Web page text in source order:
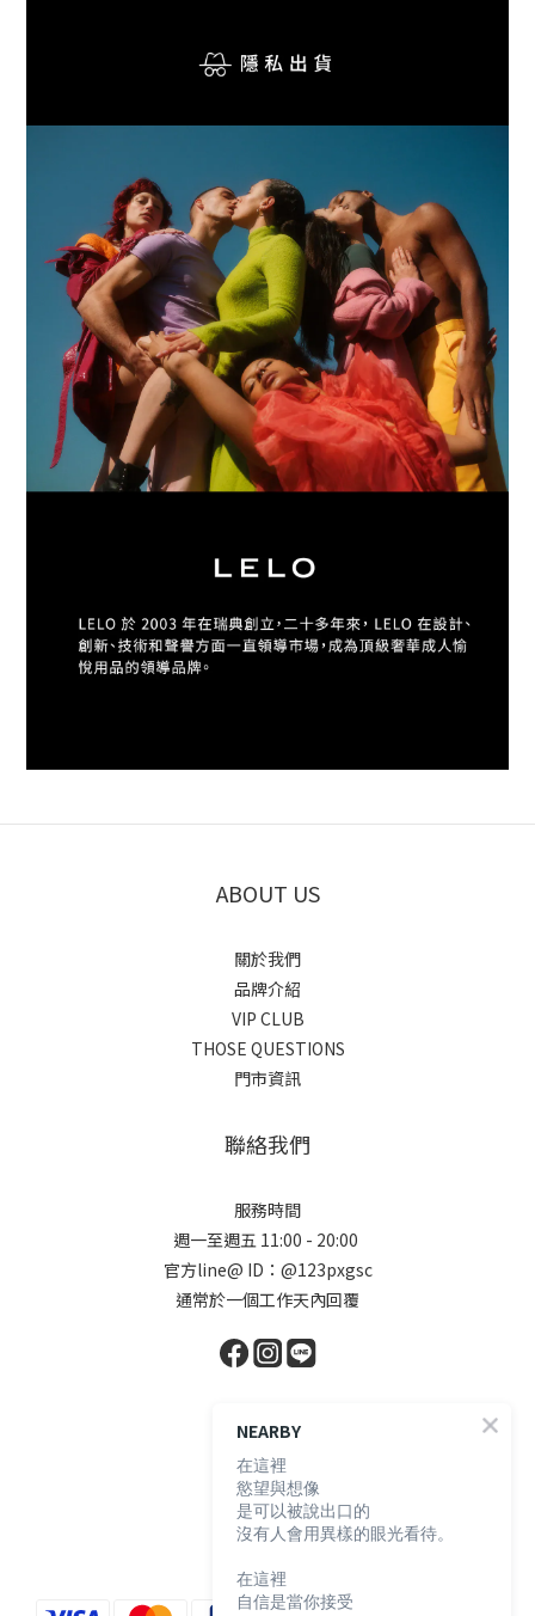
ABOUT US
關於我們
品牌介紹
VIP CLUB
THOSE QUESTIONS
門市資訊
聯絡我們
服務時間
週一至週五 11:00 - 20:00
官方line@ ID：@123pxgsc
通常於一個工作天內回覆
顧客服務
購物須知
退換貨說明
防詐騙宣導
NEARBY
在這裡
慾望與想像
是可以被說出口的
沒有人會用異樣的眼光看待。
在這裡
自信是當你接受